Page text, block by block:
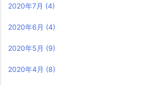
2020年7月 (4)
2020年6月 (4)
2020年5月 (9)
2020年4月 (8)